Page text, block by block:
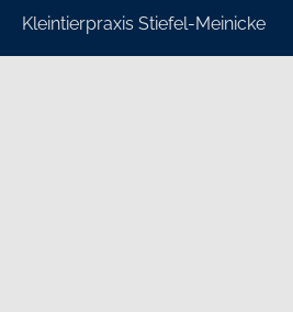
Kleintierpraxis Stiefel-Meinicke